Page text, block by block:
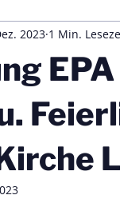
2023 1 Min.